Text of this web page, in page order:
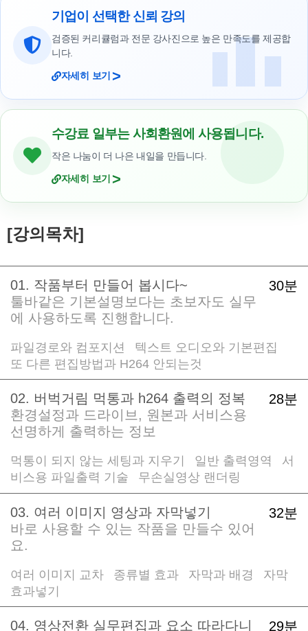
기업이 선택한 신뢰 강의
검증된 커리큘럼과 전문 강사진으로 높은 만족도를 제공합
니다.
자세히 보기 >
수강료 일부는 사회환원에 사용됩니다.
작은 나눔이 더 나은 내일을 만듭니다.
자세히 보기 >
[강의목차]
30분
01. 작품부터 만들어 봅시다~
툴바같은 기본설명보다는 초보자도 실무
에 사용하도록 진행합니다.
파일경로와 컴포지션 텍스트 오디오와 기본편집
또 다른 편집방법과 H264 안되는것
28분
02. 버벅거림 먹통과 h264 출력의 정복
환경설정과 드라이브, 원본과 서비스용
선명하게 출력하는 정보
먹통이 되지 않는 세팅과 지우기 일반 출력영역
서
비스용 파일출력 기술
무손실영상 랜더링
32분
03. 여러 이미지 영상과 자막넣기
바로 사용할 수 있는 작품을 만들수 있어
요.
여러 이미지 교차 종류별 효과 자막과 배경
자막
효과넣기
29분
04. 영상전환 실무편집과 요소 따라다니